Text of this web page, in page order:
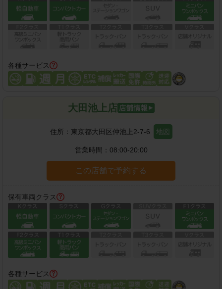
各種サービス
大田池上店
住所： 東京都大田区仲池上2-7-6 地図
営業時間： 08:00-20:00
この店舗で予約する
保有車両クラス
各種サービス